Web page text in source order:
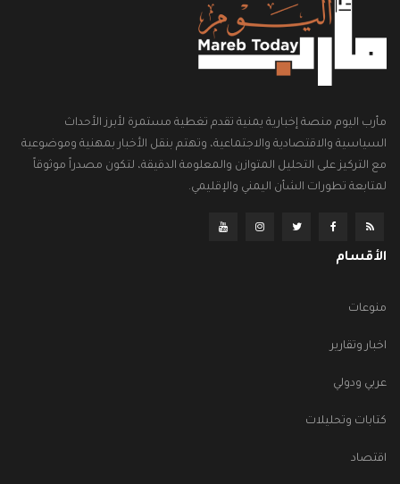
مأرب اليوم منصة إخبارية يمنية تقدم تغطية مستمرة لأبرز الأحداث
السياسية والاقتصادية والاجتماعية، وتهتم بنقل الأخبار بمهنية وموضوعية
مع التركيز على التحليل المتوازن والمعلومة الدقيقة، لتكون مصدراً موثوقاً
لمتابعة تطورات الشأن اليمني والإقليمي.
الأقسام
منوعات
اخبار وتقارير
عربي ودولي
كتابات وتحليلات
اقتصاد